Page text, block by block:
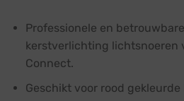
Professionele en
kerstverlichting lichtsnoeren
Connect.
Geschikt voor rood